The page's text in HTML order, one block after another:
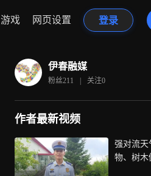
游戏 网页设置 登录
伊春融媒
粉丝211 | 关注0
作者最新视频
强对流天
物、树木